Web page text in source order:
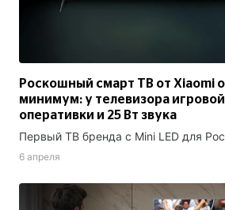
Роскошный смарт ТВ от Xiaomi
минимум: у телевизора игровой
оперативки и 25 Вт звука
Первый ТВ бренда с Mini LED для
6 апреля